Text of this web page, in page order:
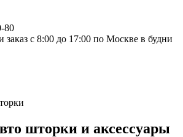
80
заказ с 8:00 до 17:00 по Москве в будни
шторки и аксессуары